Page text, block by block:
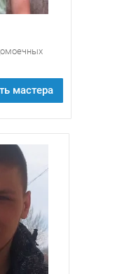
мастера